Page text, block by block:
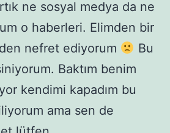
ne sosyal medya da ne
o haberleri. Elimden bir
nefret ediyorum
Bu
Baktım benim
kendimi kapadım bu
ama sen de